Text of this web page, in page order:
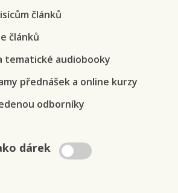
článků
článků
tematické audiobooky
přednášek a online kurzy
odborníky
dárek